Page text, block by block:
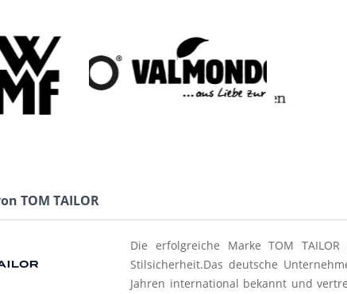
TOM TAILOR
Die erfolgreiche Marke TOM
Stilsicherheit.Das deutsche
Jahren international bekannt und